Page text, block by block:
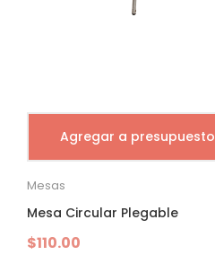
Agregar a presupuesto
Mesas
Mesa Circular Plegable
$110.00